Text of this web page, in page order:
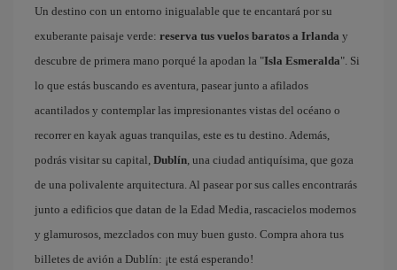
Un destino con un entorno inigualable que te encantará por su
exuberante paisaje verde: reserva tus vuelos baratos a Irlanda y
descubre de primera mano porqué la apodan la "Isla Esmeralda". Si
lo que estás buscando es aventura, pasear junto a afilados
acantilados y contemplar las impresionantes vistas del océano o
recorrer en kayak aguas tranquilas, este es tu destino. Además,
podrás visitar su capital, Dublín , una ciudad antiquísima, que goza
de una polivalente arquitectura. Al pasear por sus calles encontrarás
junto a edificios que datan de la Edad Media, rascacielos modernos
y glamurosos, mezclados con muy buen gusto. Compra ahora tus
billetes de avión a Dublín: ¡te está esperando!